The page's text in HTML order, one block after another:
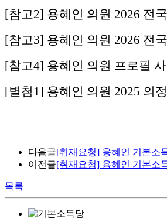
[참고2] 용혜인 의원 2026 전
[참고3] 용혜인 의원 2026 전
[참고4] 용혜인 의원 프로필
[별첨1] 용혜인 의원 2025 의
다음글[취재요청] 용혜인 기본소
이전글[취재요청] 용혜인 기본소
목록